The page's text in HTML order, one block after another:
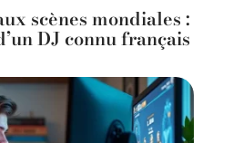
scènes mondiales :
DJ connu français